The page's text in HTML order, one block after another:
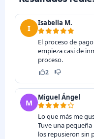
I
Isabella M.
El proceso de
empieza casi de
proceso.
4
M
Miguel Ángel
Lo que más me
Tuve una
los repusieron sin